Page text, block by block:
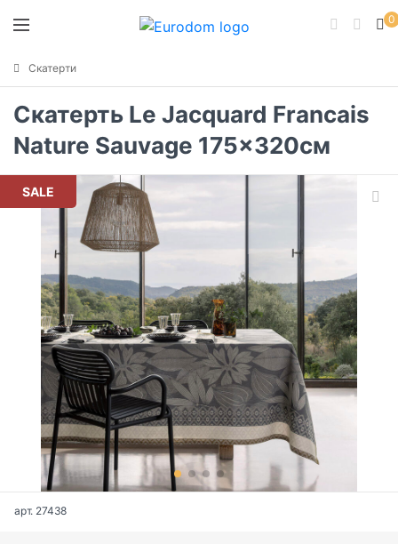
0
Скатерти
Скатерть Le Jacquard Francais
Nature Sauvage 175x320см
SALE
арт. 27438